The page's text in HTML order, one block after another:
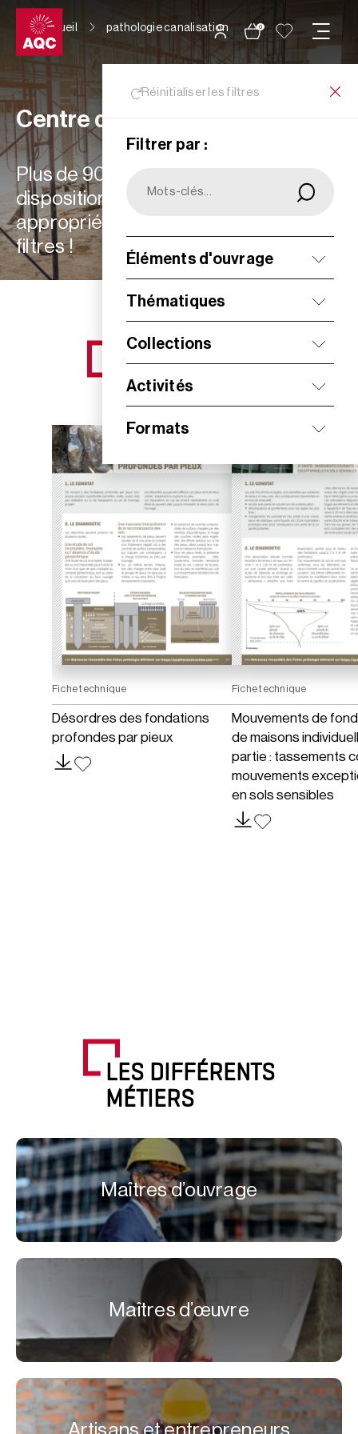
Panneau de gestion des cookies
0
Accueil pathologie canalisation
Réinitialiser les filtres
Filtrer par :
Éléments d'ouvrage
Thématiques
Collections
Activités
Formats
Centre de ressources
Plus de 900 ressources à votre
disposition : choisissez les plus
appropriées à vos besoins grâce aux
filtres !
NOS NOUVEAUTÉS
Fiche technique
Désordres des fondations
profondes par pieux
Fiche technique
Mouvements de
de maisons
partie : tassements
mouvements
en sols sensibles
LES DIFFÉRENTS
MÉTIERS
Maîtres d’ouvrage
Maîtres d’œuvre
Artisans et entrepreneurs